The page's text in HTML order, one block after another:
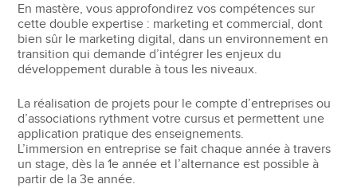
En mastère, vous approfondirez vos compétences sur
cette double expertise : marketing et commercial, dont
bien sûr le marketing digital, dans un environnement en
transition qui demande d’intégrer les enjeux du
développement durable à tous les niveaux.
La réalisation de projets pour le compte d’entreprises ou
d’associations rythment votre cursus et permettent une
application pratique des enseignements.
L’immersion en entreprise se fait chaque année à travers
un stage, dès la 1e année et l’alternance est possible à
partir de la 3e année.